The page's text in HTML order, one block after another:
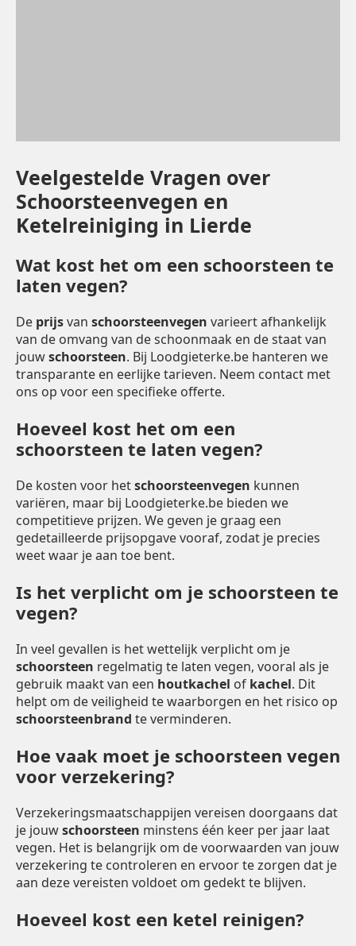
Veelgestelde Vragen over
Schoorsteenvegen en
Ketelreiniging in Lierde
Wat kost het om een schoorsteen te
laten vegen?
De prijsvan schoorsteenvegen varieert afhankelijk
van de omvang van de schoonmaak en de staat van
jouwschoorsteen. Bij Loodgieterke.be hanteren we
transparante en eerlijke tarieven. Neem contact met
ons op voor een specifieke offerte.
Hoeveel kost het om een
schoorsteen te laten vegen?
De kosten voor hetschoorsteenvegen kunnen
variëren, maar bij Loodgieterke.be bieden we
competitieve prijzen. We geven je graag een
gedetailleerde prijsopgave vooraf, zodat je precies
weet waar je aan toe bent.
Is het verplicht om je schoorsteen te
vegen?
In veel gevallen is het wettelijk verplicht om je
schoorsteen regelmatig te laten vegen, vooral als je
gebruik maakt van een houtkachel of kachel. Dit
helpt om de veiligheid te waarborgen en het risico op
schoorsteenbrand te verminderen.
Hoe vaak moet je schoorsteen vegen
voor verzekering?
Verzekeringsmaatschappijen vereisen doorgaans dat
je jouwschoorsteen minstens één keer per jaar laat
vegen. Het is belangrijk om de voorwaarden van jouw
verzekering te controleren en ervoor te zorgen dat je
aan deze vereisten voldoet om gedekt te blijven.
Hoeveel kost een ketel reinigen?